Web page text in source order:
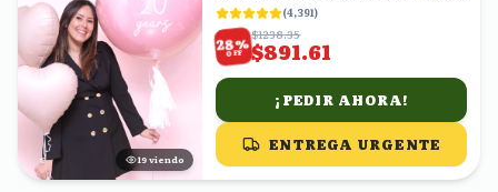
19 viendo
(4,391)
28%
OFF
$1238.35
$891.61
¡PEDIR AHORA!
ENTREGA URGENTE